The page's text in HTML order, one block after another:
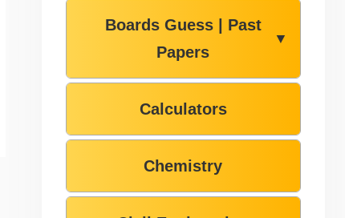
Boards Guess | Past
Papers
▼
Calculators
Chemistry